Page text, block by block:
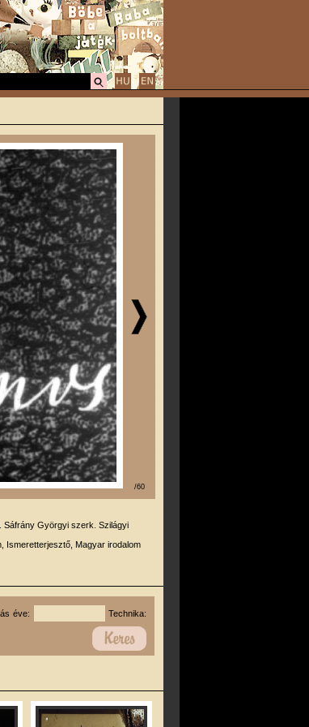
/60
Sáfrány Györgyi szerk. Szilágyi
Ismeretterjesztő, Magyar irodalom
éve: Technika: